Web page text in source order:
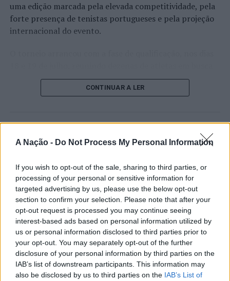
A Nação - Do Not Process My Personal Information
If you wish to opt-out of the sale, sharing to third parties, or
processing of your personal or sensitive information for
targeted advertising by us, please use the below opt-out
section to confirm your selection. Please note that after your
opt-out request is processed you may continue seeing
interest-based ads based on personal information utilized by
us or personal information disclosed to third parties prior to
your opt-out. You may separately opt-out of the further
disclosure of your personal information by third parties on the
IAB’s list of downstream participants. This information may
also be disclosed by us to third parties on the IAB’s List of
TÓPICOS RELACIONADOS: BEJA COLÔMBIA
DESTAQUE
LENDIAS D'ENCANTAR
TEATRO
NÃO PERCA
Associação Comercial do Porto debate a reforma do
uma edição marcada pela elevada competitividade, pela
forte presença de tenistas portugueses e pela projeção
internacional do evento.
de um lugar no quadro principal. A cerimónia de
abertura contou com a presença do presidente da
início de uma competição que voltou a colocar o
concelho no centro do calendário internacional do
Apesar das desistências de última hora de jogadores
como Casper Ruud (Noruega), Alejandro Davidovich
Fokina (Espanha) e Matteo Arnaldi (Itália), a prova
apresentou um quadro competitivo de elevado nível,
liderado pelo russo Andrey Rublev, primeiro cabeça de
série, pelo italiano Luciano Darderi, pelo chileno
Alejandro Tabilo e pelo belga Alexander Blockx.
Um dos momentos mais aguardados da semana foi
também o regresso do suíço Stan Wawrinka ao Estoril,
CONTINUAR A LER
Castelo Branco: “Bienal
Internacional de Artes e Ofícios”
promete afirmar artesanato,
património e inovação como
“motores de desenvolvimento
económico e cultural” do município
português
Publicado 17 horas atrás on 07/08/2026
Por Ígor Lopes